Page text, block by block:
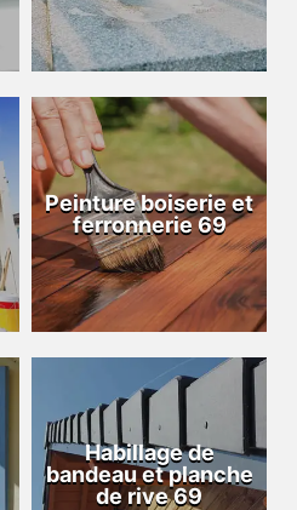
Peinture boiserie et
ferronnerie 69
Habillage de
bandeau et planche
de rive 69